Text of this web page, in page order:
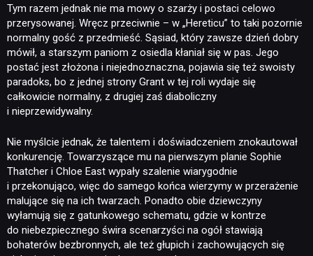
RETRO
TECHNOLOGIE
JUŻ GRALIŚMY
SKLEP
Tym razem jednak nie ma mowy o szarży i postaci celowo
przerysowanej. Wręcz przeciwnie – w „Hereticu” to taki pozornie
normalny gość z przedmieść. Sąsiad, który zawsze dzień dobry
mówił, a starszym paniom z osiedla kłaniał się w pas. Jego
postać jest złożona i niejednoznaczna, pojawia się też swoisty
paradoks, bo z jednej strony Grant w tej roli wydaje się
całkowicie normalny, z drugiej zaś diaboliczny
i nieprzewidywalny.
Nie myślcie jednak, że talentem i doświadczeniem znokautował
konkurencję. Towarzyszące mu na pierwszym planie Sophie
Thatcher i Chloe East wypały szalenie wiarygodnie
i przekonująco, więc do samego końca wierzymy w przerażenie
malujące się na ich twarzach. Ponadto obie dziewczyny
wyłamują się z gatunkowego schematu, gdzie w kontrze
do niebezpiecznego świra scenarzyści na ogół stawiają
bohaterów bezbronnych, ale też głupich i zachowujących się